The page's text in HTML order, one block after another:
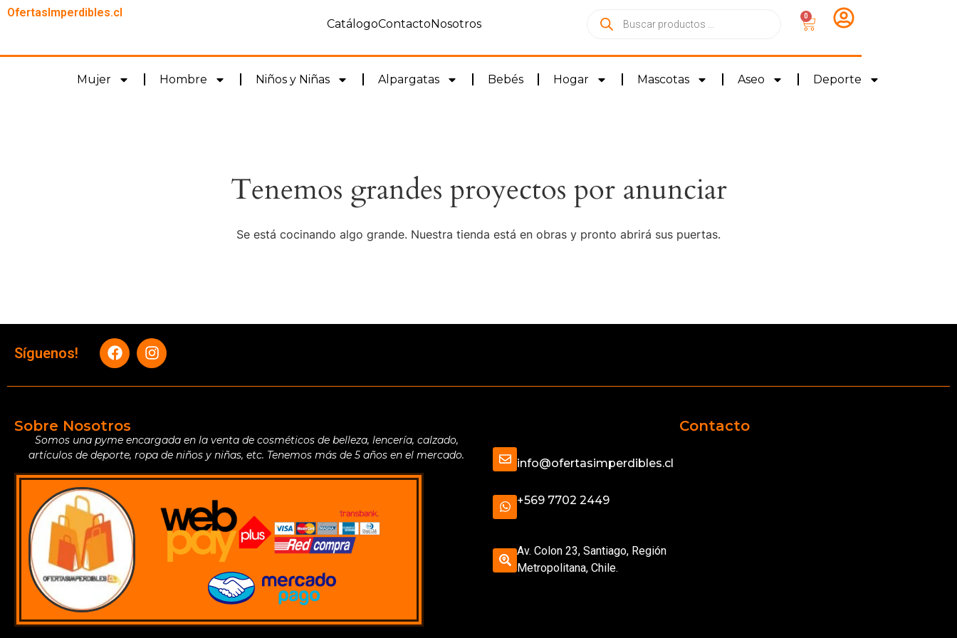
OfertasImperdibles.cl
CatálogoContactoNosotros
0
Mujer Hombre Niños y Niñas Alpargatas Bebés Hogar Mascotas Aseo Deporte
Tenemos grandes proyectos por anunciar
Se está cocinando algo grande. Nuestra tienda está en obras y pronto abrirá sus puertas.
Síguenos!
Sobre Nosotros
Somos una pyme encargada en la venta de cosméticos de belleza, lencería, calzado,
artículos de deporte, ropa de niños y niñas, etc. Tenemos más de 5 años en el mercado.
Contacto
info@ofertasimperdibles.cl
+569 7702 2449
Av. Colon 23, Santiago, Región
Metropolitana, Chile.